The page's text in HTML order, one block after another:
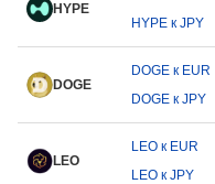
HYPE
HYPE к JPY
DOGE
DOGE к EUR
DOGE к JPY
LEO
LEO к EUR
LEO к JPY